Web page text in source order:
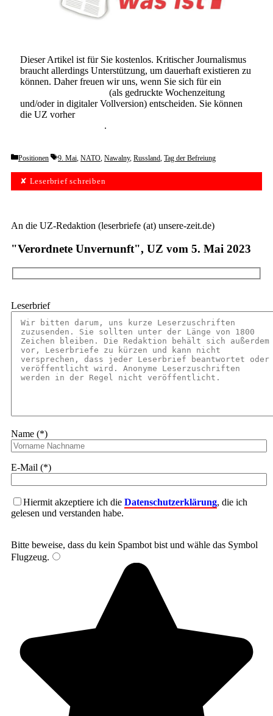
Dieser Artikel ist für Sie kostenlos. Kritischer Journalismus
braucht allerdings Unterstützung, um dauerhaft existieren zu
können. Daher freuen wir uns, wenn Sie sich für ein
(als gedruckte Wochenzeitung
und/oder in digitaler Vollversion) entscheiden. Sie können
die UZ vorher
.
Categories
Positionen Tags
9. Mai, NATO, Nawalny, Russland, Tag der Befreiung
✘ Leserbrief schreiben
An die UZ-Redaktion (leserbriefe (at) unsere-zeit.de)
"Verordnete Unvernunft", UZ vom 5. Mai 2023
Leserbrief
Name (*)
E-Mail (*)
Hiermit akzeptiere ich die Datenschutzerklärung, die ich
gelesen und verstanden habe.
Bitte beweise, dass du kein Spambot bist und wähle das Symbol
Flugzeug.